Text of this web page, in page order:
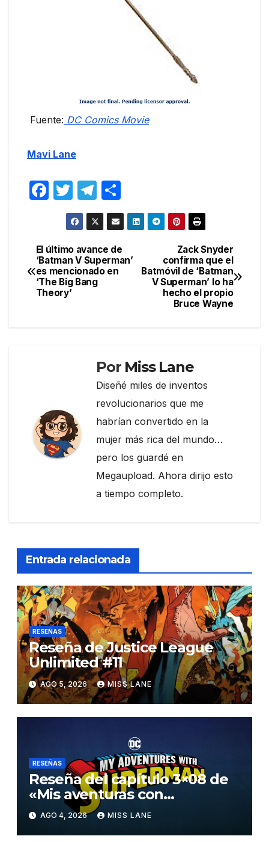
Fuente: DC Comics Movie
Mavi Lane
F
e
b
o
T
w
itt
er
T
el
e
gr
a
m
o
m
p
ar
Navegación
de
entradas
Zack Snyder
confirma que el
Batmóvil de ‘Batman
V Superman’ lo ha
hecho el propio
Bruce Wayne
El último avance de
‘Batman V Superman’
es mencionado en
‘The Big Bang
Theory’
Por Miss Lane
Diseñé miles de inventos
revolucionarios que me
habrían convertido en la
mujer más rica del mundo…
pero los guardé en
Megaupload. Ahora dirijo esto
a tiempo completo.
Entrada relacionada
RESEÑAS
Reseña de Justice League
Unlimited #11
AGO 5, 2026 MISS LANE
RESEÑAS
Reseña del capítulo 3×08 de
«Mis aventuras con
Superman»
AGO 4, 2026 MISS LANE